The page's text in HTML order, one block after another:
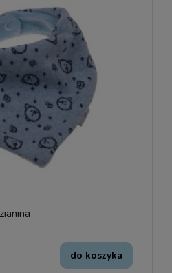
do koszyka